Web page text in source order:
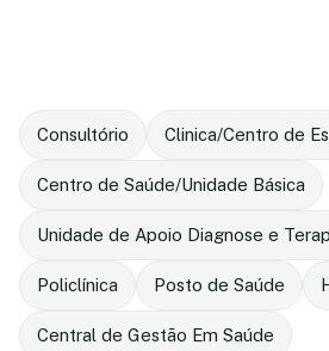
Consultório Clinica/Centro de
Centro de Saúde/Unidade Básica
Unidade de Apoio Diagnose e
Policlínica Posto de Saúde
Central de Gestão Em Saúde